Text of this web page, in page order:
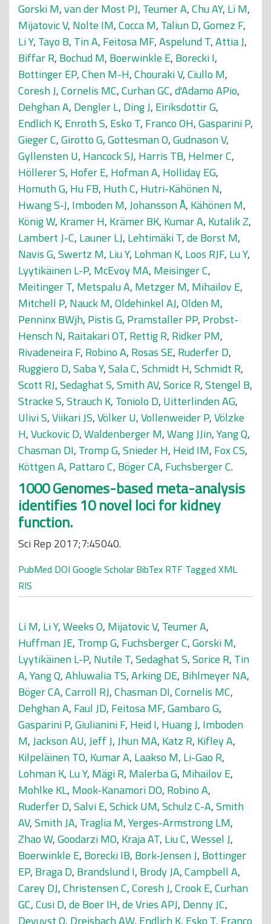
Gorski M,van der Most PJ, Teumer A,Chu AY, Li M,
Mijatovic V, Nolte IM,Cocca M, Taliun D,Gomez F,
Li Y, Tayo B, Tin A, Feitosa MF,Aspelund T,Attia J,
Biffar R, Bochud M, Boerwinkle E, Borecki I,
Bottinger EP,Chen M-H,Chouraki V,Ciullo M,
Coresh J,Cornelis MC,Curhan GC,d'Adamo APio,
Dehghan A, Dengler L, Ding J, Eiriksdottir G,
Endlich K, Enroth S, Esko T, Franco OH,Gasparini P,
Gieger C,Girotto G,Gottesman O,Gudnason V,
Gyllensten U, Hancock SJ, Harris TB, Helmer C,
Höllerer S, Hofer E, Hofman A, Holliday EG,
Homuth G, Hu FB, Huth C, Hutri-Kähönen N,
Hwang S-J, Imboden M,Johansson Å, Kähönen M,
König W, Kramer H, Krämer BK, Kumar A, Kutalik Z,
Lambert J-C, Launer LJ, Lehtimäki T,de Borst M,
Navis G,Swertz M, Liu Y, Lohman K, Loos RJF, Lu Y,
Lyytikäinen L-P, McEvoy MA, Meisinger C,
Meitinger T, Metspalu A, Metzger M, Mihailov E,
Mitchell P, Nauck M,Oldehinkel AJ,Olden M,
Penninx BWjh, Pistis G, Pramstaller PP, Probst-
Hensch N, Raitakari OT, Rettig R, Ridker PM,
Rivadeneira F, Robino A, Rosas SE, Ruderfer D,
Ruggiero D,Saba Y,Sala C,Schmidt H,Schmidt R,
Scott RJ,Sedaghat S,Smith AV,Sorice R,Stengel B,
Stracke S,Strauch K, Toniolo D, Uitterlinden AG,
Ulivi S,Viikari JS,Völker U,Vollenweider P,Völzke
H,Vuckovic D,Waldenberger M,Wang JJin,Yang Q,
Chasman DI, Tromp G,Snieder H, Heid IM, Fox CS,
Köttgen A, Pattaro C, Böger CA, Fuchsberger C.
1000 Genomes-based meta-analysis
identifies 10 novel loci for kidney
function.
Sci Rep 2017;7:45040.
PubMed DOI Google Scholar BibTex RTF Tagged XML
RIS
Li M, Li Y,Weeks O, Mijatovic V, Teumer A,
Huffman JE, Tromp G, Fuchsberger C,Gorski M,
Lyytikäinen L-P, Nutile T,Sedaghat S,Sorice R, Tin
A,Yang Q,Ahluwalia TS,Arking DE, Bihlmeyer NA,
Böger CA,Carroll RJ,Chasman DI,Cornelis MC,
Dehghan A, Faul JD, Feitosa MF,Gambaro G,
Gasparini P,Giulianini F, Heid I, Huang J, Imboden
M,Jackson AU,Jeff J,Jhun MA, Katz R, Kifley A,
Kilpeläinen TO, Kumar A, Laakso M, Li-Gao R,
Lohman K, Lu Y, Mägi R, Malerba G, Mihailov E,
Mohlke KL, Mook-Kanamori DO, Robino A,
Ruderfer D,Salvi E,Schick UM,Schulz C-A,Smith
AV,Smith JA, Traglia M,Yerges-Armstrong LM,
Zhao W,Goodarzi MO, Kraja AT, Liu C,Wessel J,
Boerwinkle E, Borecki IB, Bork-Jensen J, Bottinger
EP, Braga D, Brandslund I, Brody JA,Campbell A,
Carey DJ,Christensen C,Coresh J,Crook E,Curhan
GC,Cusi D,de Boer IH,de Vries APJ, Denny JC,
Devuyst O, Dreisbach AW, Endlich K, Esko T, Franco